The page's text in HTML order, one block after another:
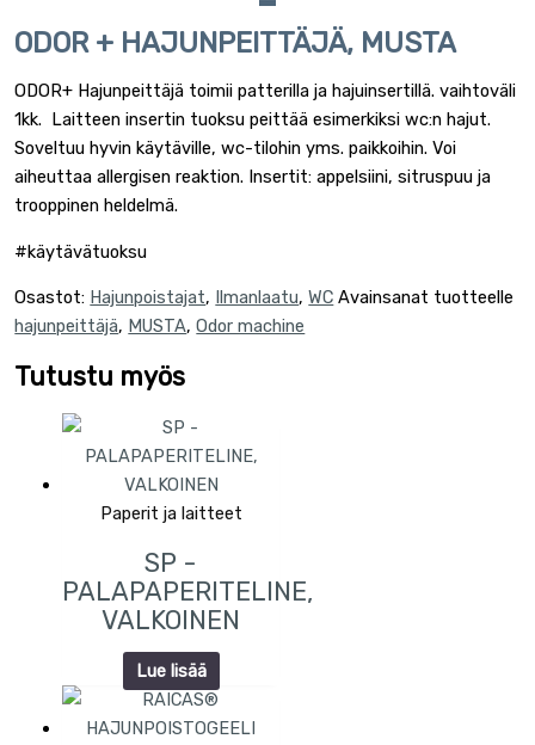
ODOR + HAJUNPEITTÄJÄ, MUSTA
ODOR+ Hajunpeittäjä toimii patterilla ja hajuinsertillä. vaihtoväli
1kk. Laitteen insertin tuoksu peittää esimerkiksi wc:n hajut.
Soveltuu hyvin käytäville, wc-tilohin yms. paikkoihin. Voi
aiheuttaa allergisen reaktion. Insertit: appelsiini, sitruspuu ja
trooppinen heldelmä.
#käytävätuoksu
Osastot: Hajunpoistajat, Ilmanlaatu,WC Avainsanat tuotteelle
hajunpeittäjä, MUSTA,Odor machine
Tutustu myös
Paperit ja laitteet
SP -
PALAPAPERITELINE,
VALKOINEN
Lue lisää